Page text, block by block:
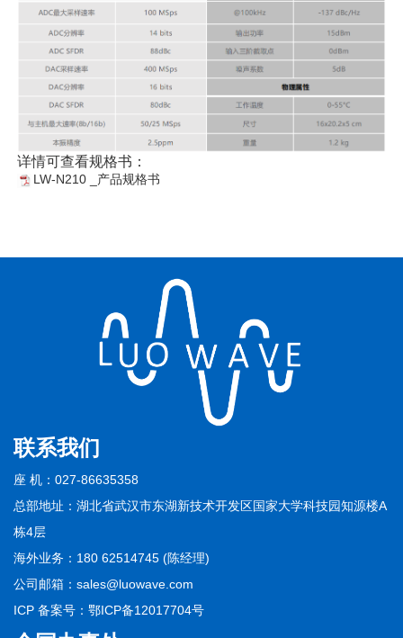
详情可查看规格书：
LW-N210 _产品规格书
联系我们
座 机：027-86635358
总部地址：湖北省武汉市东湖新技术开发区国家大学科技园知源楼A
栋4层
海外业务：180 62514745 (陈经理)
公司邮箱：sales@luowave.com
ICP 备案号： 鄂ICP备12017704号